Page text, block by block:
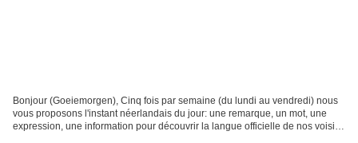
Bonjour (Goeiemorgen), Cinq fois par semaine (du lundi au vendredi) nous
vous proposons l'instant néerlandais du jour: une remarque, un mot, une
expression, une information pour découvrir la langue officielle de nos voisins